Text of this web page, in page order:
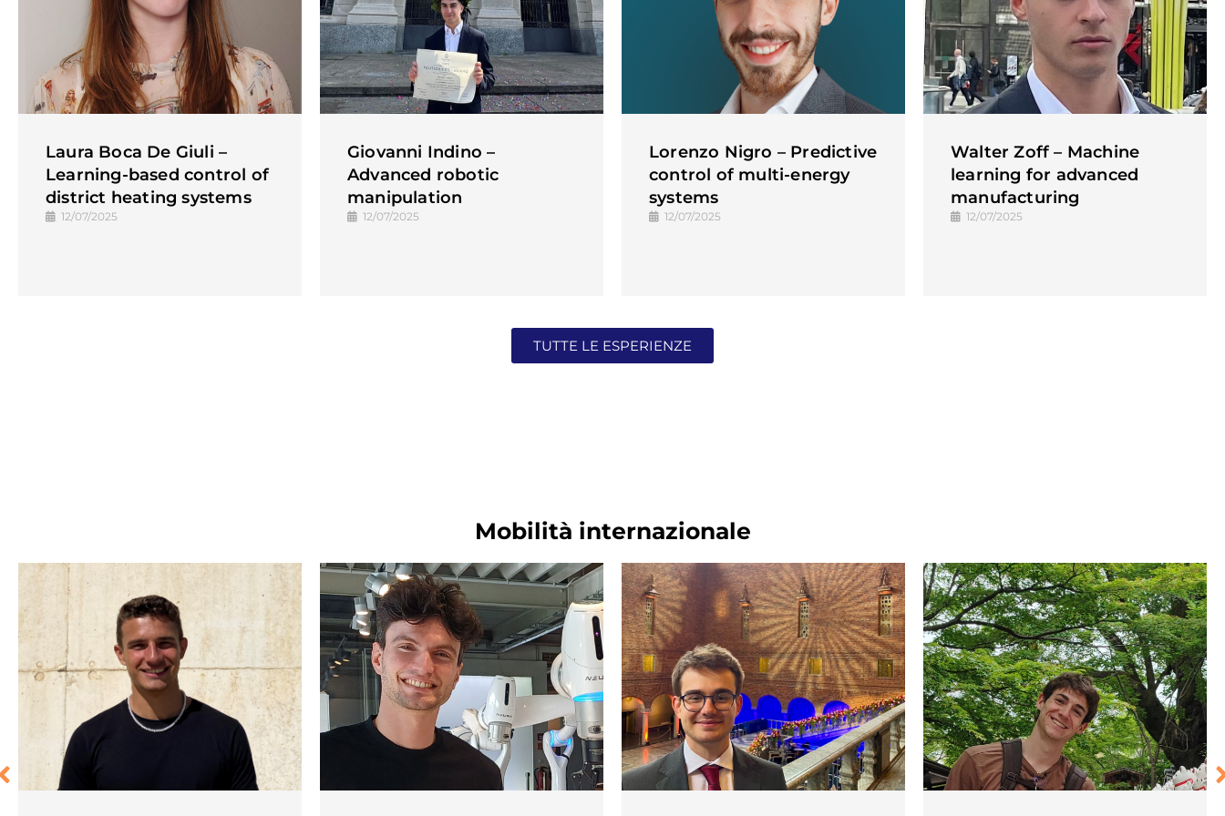
Laura Boca De Giuli –
Learning-based control of
district heating systems
12/07/2025
Giovanni Indino –
Advanced robotic
manipulation
12/07/2025
Lorenzo Nigro – Predictive
control of multi-energy
systems
12/07/2025
Walter Zoff – Machine
learning for advanced
manufacturing
12/07/2025
TUTTE LE ESPERIENZE
Mobilità internazionale